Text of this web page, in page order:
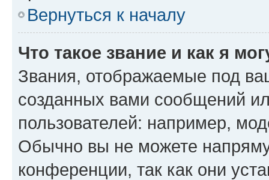
Вернуться к началу
Что такое звание и как я
Звания, отображаемые под
созданных вами сообщений
пользователей: например,
Обычно вы не можете
конференции, так как они